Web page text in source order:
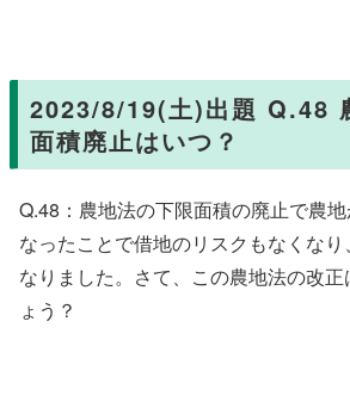
2023/8/19(土)出題 Q.48
面積廃止はいつ？
Q.48：農地法の下限面積の廃止で農地
なったことで借地のリスクもなくなり
なりました。さて、この農地法の改
ょう？